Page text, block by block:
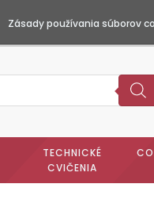
Zásady používania súborov
TECHNICKÉ
CVIČENIA